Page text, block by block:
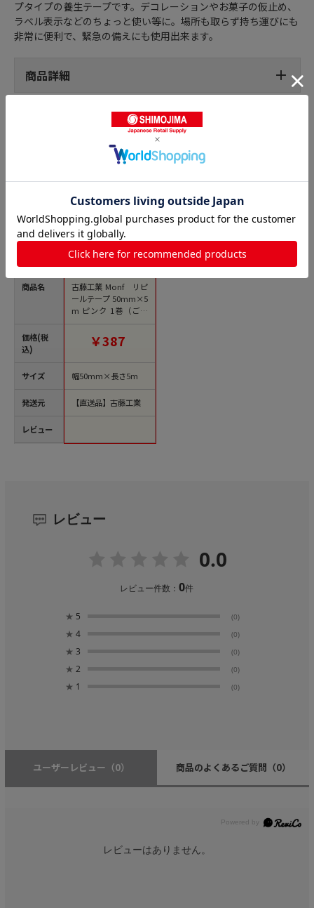
プタイプの養生テープです。デコレーションやお菓子の仮止め、
ラベル表示などのちょっと使い等に。場所も取らず持ち運びにも
非常に便利で、緊急の備えにも使用出来ます。
商品詳細
養生テープの人気商品との比較
商品名
価格(税
込)
サイズ
発送元
レビュー
古藤工業 Monf リピ
ールテープ 50mm×5
m ピンク 1巻（ご注
文単位60巻）【直送
￥387
幅50mm×長さ5m
【直送品】古藤工業
レビュー
0.0
レビュー件数：0件
★ 5 (0)
★ 4 (0)
★ 3 (0)
★ 2 (0)
★ 1 (0)
ユーザーレビュー （0） 商品のよくあるご質問 （0）
レビューはありません。